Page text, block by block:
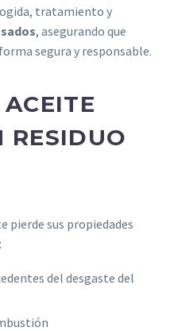
tratamiento y
, asegurando que
segura y responsable.
RESIDUO
pierde sus propiedades
del desgaste del